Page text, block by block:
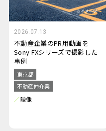
2026.07.13
不動産企業のPR用動画を
Sony FXシリーズで撮影した
事例
東京都
不動産仲介業
映像